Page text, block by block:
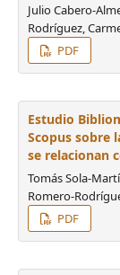
Julio Cabero-
Rodríguez,
PDF
Estudio
Scopus sobre
se relacionan
Tomás Sola-
Romero-
PDF